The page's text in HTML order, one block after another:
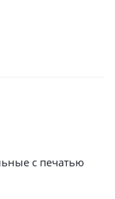
с печатью